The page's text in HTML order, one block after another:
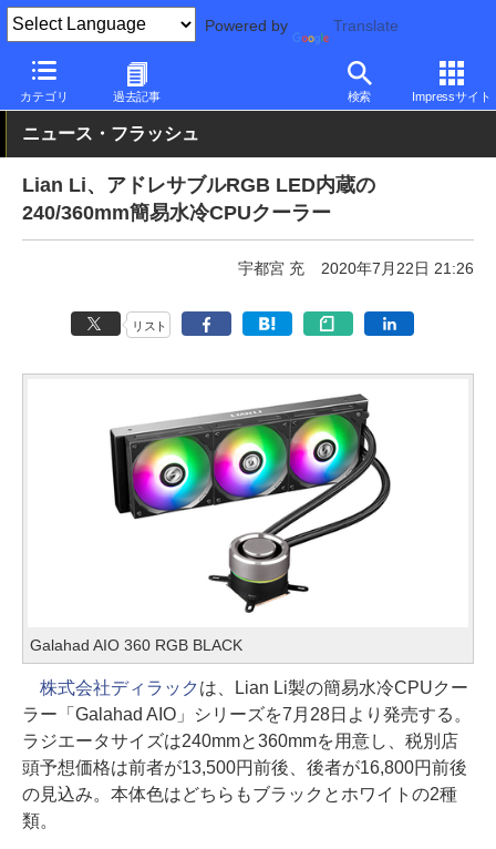
Powered by Translate
カテゴリ 過去記事 検索 Impressサイト
PC Watch 半導体/周辺機器 CPUクーラー
ニュース・フラッシュ
Lian Li、アドレサブルRGB LED内蔵の
240/360mm簡易水冷CPUクーラー
宇都宮 充 2020年7月22日 21:26
リスト
Galahad AIO 360 RGB BLACK
株式会社ディラック は、Lian Li製の簡易水冷CPUクー
ラー「Galahad AIO」シリーズを7月28日より発売する。
ラジエータサイズは240mmと360mmを用意し、税別店
頭予想価格は前者が13,500円前後、後者が16,800円前後
の見込み。本体色はどちらもブラックとホワイトの2種
類。